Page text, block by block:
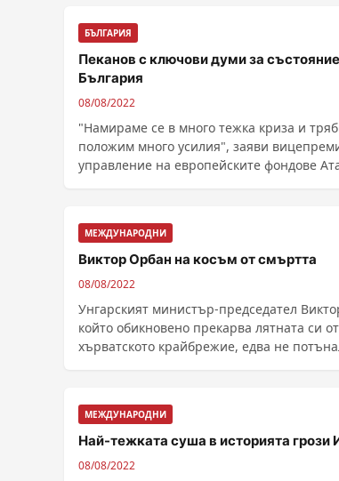
БЪЛГАРИЯ
Пеканов с ключови думи за
България
08/08/2022
"Намираме се в много тежка криза и
положим много усилия", заяви
управление на европейските фондове
МЕЖДУНАРОДНИ
Виктор Орбан на косъм от смъртта
08/08/2022
Унгарският министър-председател
който обикновено прекарва лятната си
хърватското крайбрежие, едва не
МЕЖДУНАРОДНИ
Най-тежката суша в историята грози
08/08/2022